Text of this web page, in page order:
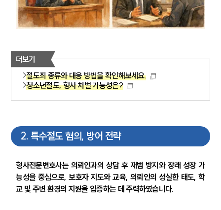
더보기
절도죄 종류와 대응 방법을 확인해보세요.
청소년절도, 형사 처벌 가능성은?
2. 특수절도 혐의, 방어 전략
형사전문변호사는 의뢰인과의 상담 후 재범 방지와 장래 성장 가
능성을 중심으로, 보호자 지도와 교육, 의뢰인의 성실한 태도, 학
교 및 주변 환경의 지원을 입증하는 데 주력하였습니다.